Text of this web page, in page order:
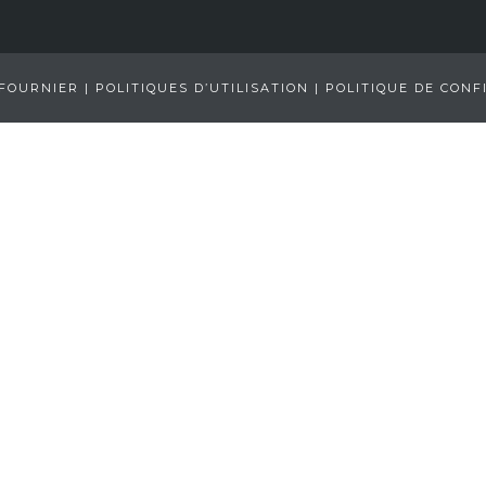
| POLITIQUES D’UTILISATION | POLITIQUE DE